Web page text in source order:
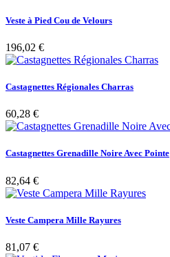
Veste à Pied Cou de Velours
196,02 €
Castagnettes Régionales Charras
60,28 €
Castagnettes Grenadille Noire Avec Pointe
82,64 €
Veste Campera Mille Rayures
81,07 €